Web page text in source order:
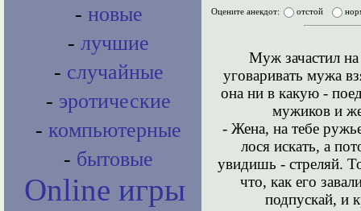
- новые
- лучшие
- случайные
- эротические
- компьютерные
- бытовые
Online игры
Оцените анекдот: отстой
Муж зачастил
уговаривать мужа
она ни в какую -
мужиков и
- Жена, на тебе
лося искать, а
увидишь - стреляй.
что, как его
подпускай, и